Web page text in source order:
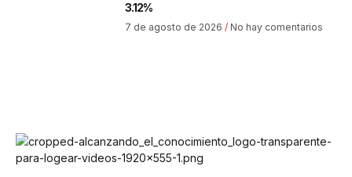
3.12%
7 de agosto de 2026 No hay comentarios